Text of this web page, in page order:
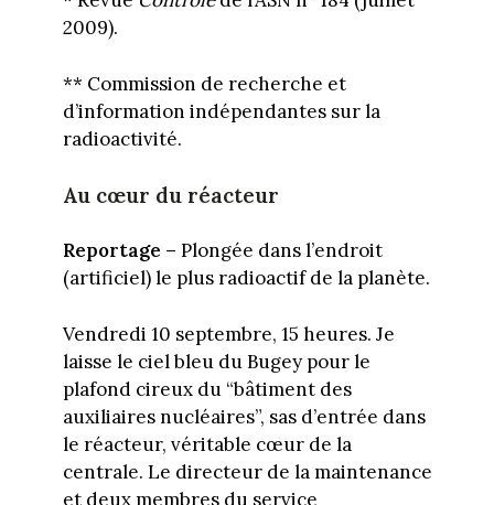
2009).
** Commission de recherche et
d’information indépendantes sur la
radioactivité.
Au cœur du réacteur
Reportage – Plongée dans l’endroit
(artificiel) le plus radioactif de la planète.
Vendredi 10 septembre, 15 heures. Je
laisse le ciel bleu du Bugey pour le
plafond cireux du “bâtiment des
auxiliaires nucléaires”, sas d’entrée dans
le réacteur, véritable cœur de la
centrale. Le directeur de la maintenance
et deux membres du service